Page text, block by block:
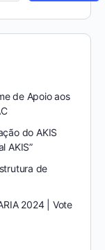
de Apoio aos
do AKIS
AKIS”
de
2024 | Vote